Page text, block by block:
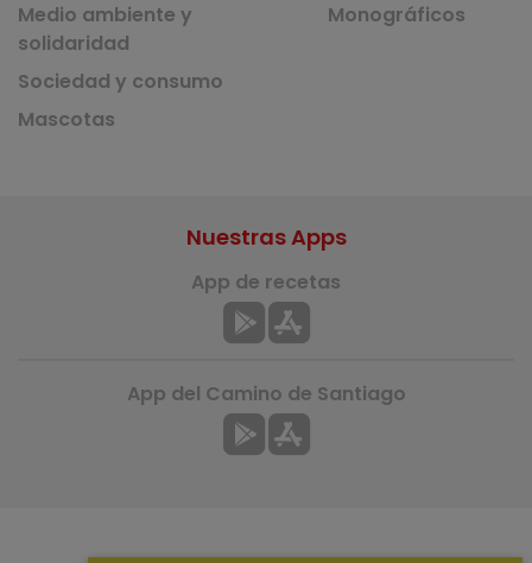
Medio ambiente y
solidaridad
Sociedad y consumo
Mascotas
Monográficos
Nuestras Apps
App de recetas
App del Camino de Santiago